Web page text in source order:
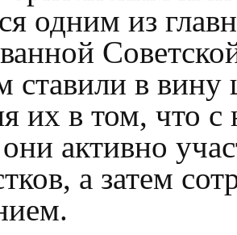
одним из
ставили в
их в том, что
активно
а затем